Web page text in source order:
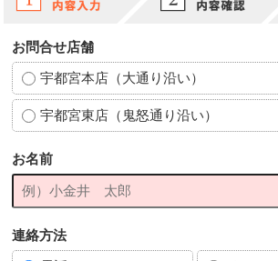
お問合せ店舗
宇都宮本店（大通り沿い）
宇都宮東店（鬼怒通り沿い）
お名前
連絡方法